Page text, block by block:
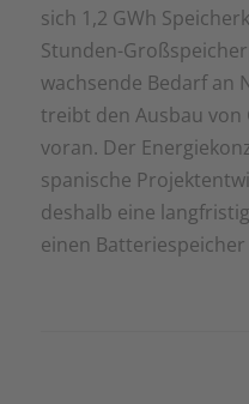
sich 1,2 GWh
Stunden-
wachsende Bedarf an
treibt den Ausbau
voran. Der
spanische
deshalb eine
einen